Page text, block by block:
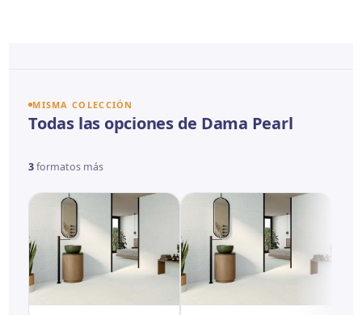
MISMA COLECCIÓN
Todas las opciones de Dama Pearl
3formatos más